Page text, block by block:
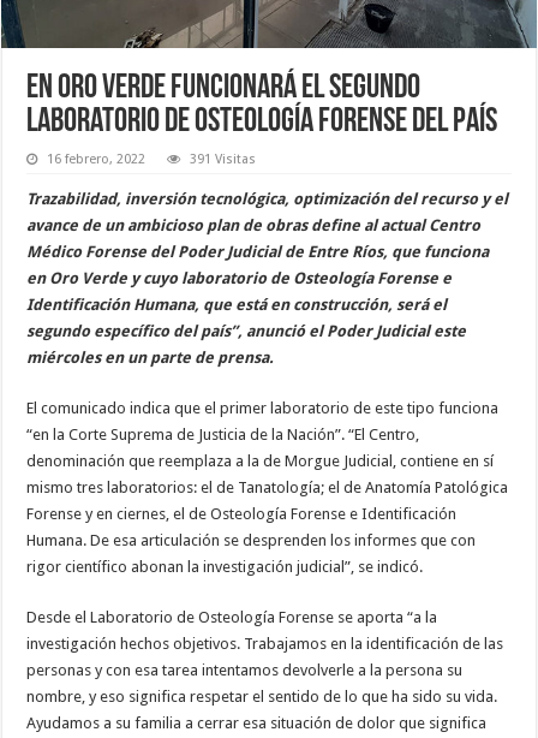
En Oro Verde funcionará el segundo
Laboratorio de Osteología Forense del país
16 febrero, 2022 391 Visitas
Trazabilidad, inversión tecnológica, optimización del recurso y el
avance de un ambicioso plan de obras define al actual Centro
Médico Forense del Poder Judicial de Entre Ríos, que funciona
en Oro Verde y cuyo laboratorio de Osteología Forense e
Identificación Humana, que está en construcción, será el
segundo específico del país”, anunció el Poder Judicial este
miércoles en un parte de prensa.
El comunicado indica que el primer laboratorio de este tipo funciona
“en la Corte Suprema de Justicia de la Nación”. “El Centro,
denominación que reemplaza a la de Morgue Judicial, contiene en sí
mismo tres laboratorios: el de Tanatología; el de Anatomía Patológica
Forense y en ciernes, el de Osteología Forense e Identificación
Humana. De esa articulación se desprenden los informes que con
rigor científico abonan la investigación judicial”, se indicó.
Desde el Laboratorio de Osteología Forense se aporta “a la
investigación hechos objetivos. Trabajamos en la identificación de las
personas y con esa tarea intentamos devolverle a la persona su
nombre, y eso significa respetar el sentido de lo que ha sido su vida.
Ayudamos a su familia a cerrar esa situación de dolor que significa